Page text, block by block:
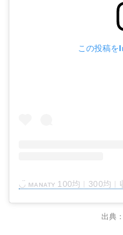
この投稿を
出典